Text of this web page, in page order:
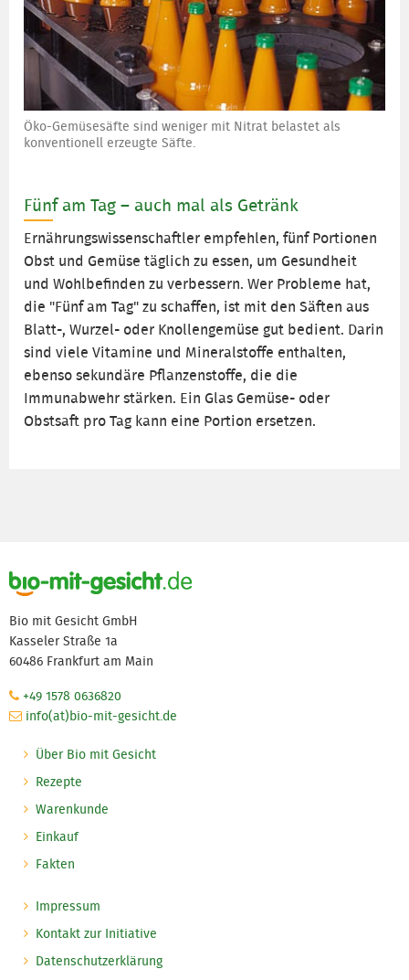
Öko-Gemüsesäfte sind weniger mit Nitrat belastet als
konventionell erzeugte Säfte.
Fünf am Tag – auch mal als Getränk
Ernährungswissenschaftler empfehlen, fünf Portionen
Obst und Gemüse täglich zu essen, um Gesundheit
und Wohlbefinden zu verbessern. Wer Probleme hat,
die "Fünf am Tag" zu schaffen, ist mit den Säften aus
Blatt-, Wurzel- oder Knollengemüse gut bedient. Darin
sind viele Vitamine und Mineralstoffe enthalten,
ebenso sekundäre Pflanzenstoffe, die die
Immunabwehr stärken. Ein Glas Gemüse- oder
Obstsaft pro Tag kann eine Portion ersetzen.
Bio mit Gesicht GmbH
Kasseler Straße 1a
60486 Frankfurt am Main
+49 1578 0636820
info(at)bio-mit-gesicht.de
Über Bio mit Gesicht
Rezepte
Warenkunde
Einkauf
Fakten
Impressum
Kontakt zur Initiative
Datenschutzerklärung